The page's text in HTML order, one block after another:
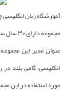
آموزشگاه زبان
عنوان مدیر این
انگلیسی، گامی بلند
مورد استفاده در این